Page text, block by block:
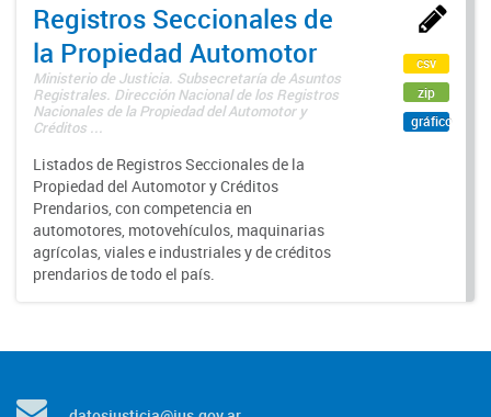
Registros Seccionales de
la Propiedad Automotor
Ministerio de Justicia. Subsecretaría de Asuntos
Registrales. Dirección Nacional de los Registros
Nacionales de la Propiedad del Automotor y
Créditos ...
Listados de Registros Seccionales de la
Propiedad del Automotor y Créditos
Prendarios, con competencia en
automotores, motovehículos, maquinarias
agrícolas, viales e industriales y de créditos
prendarios de todo el país.
csv
zip
gráfico